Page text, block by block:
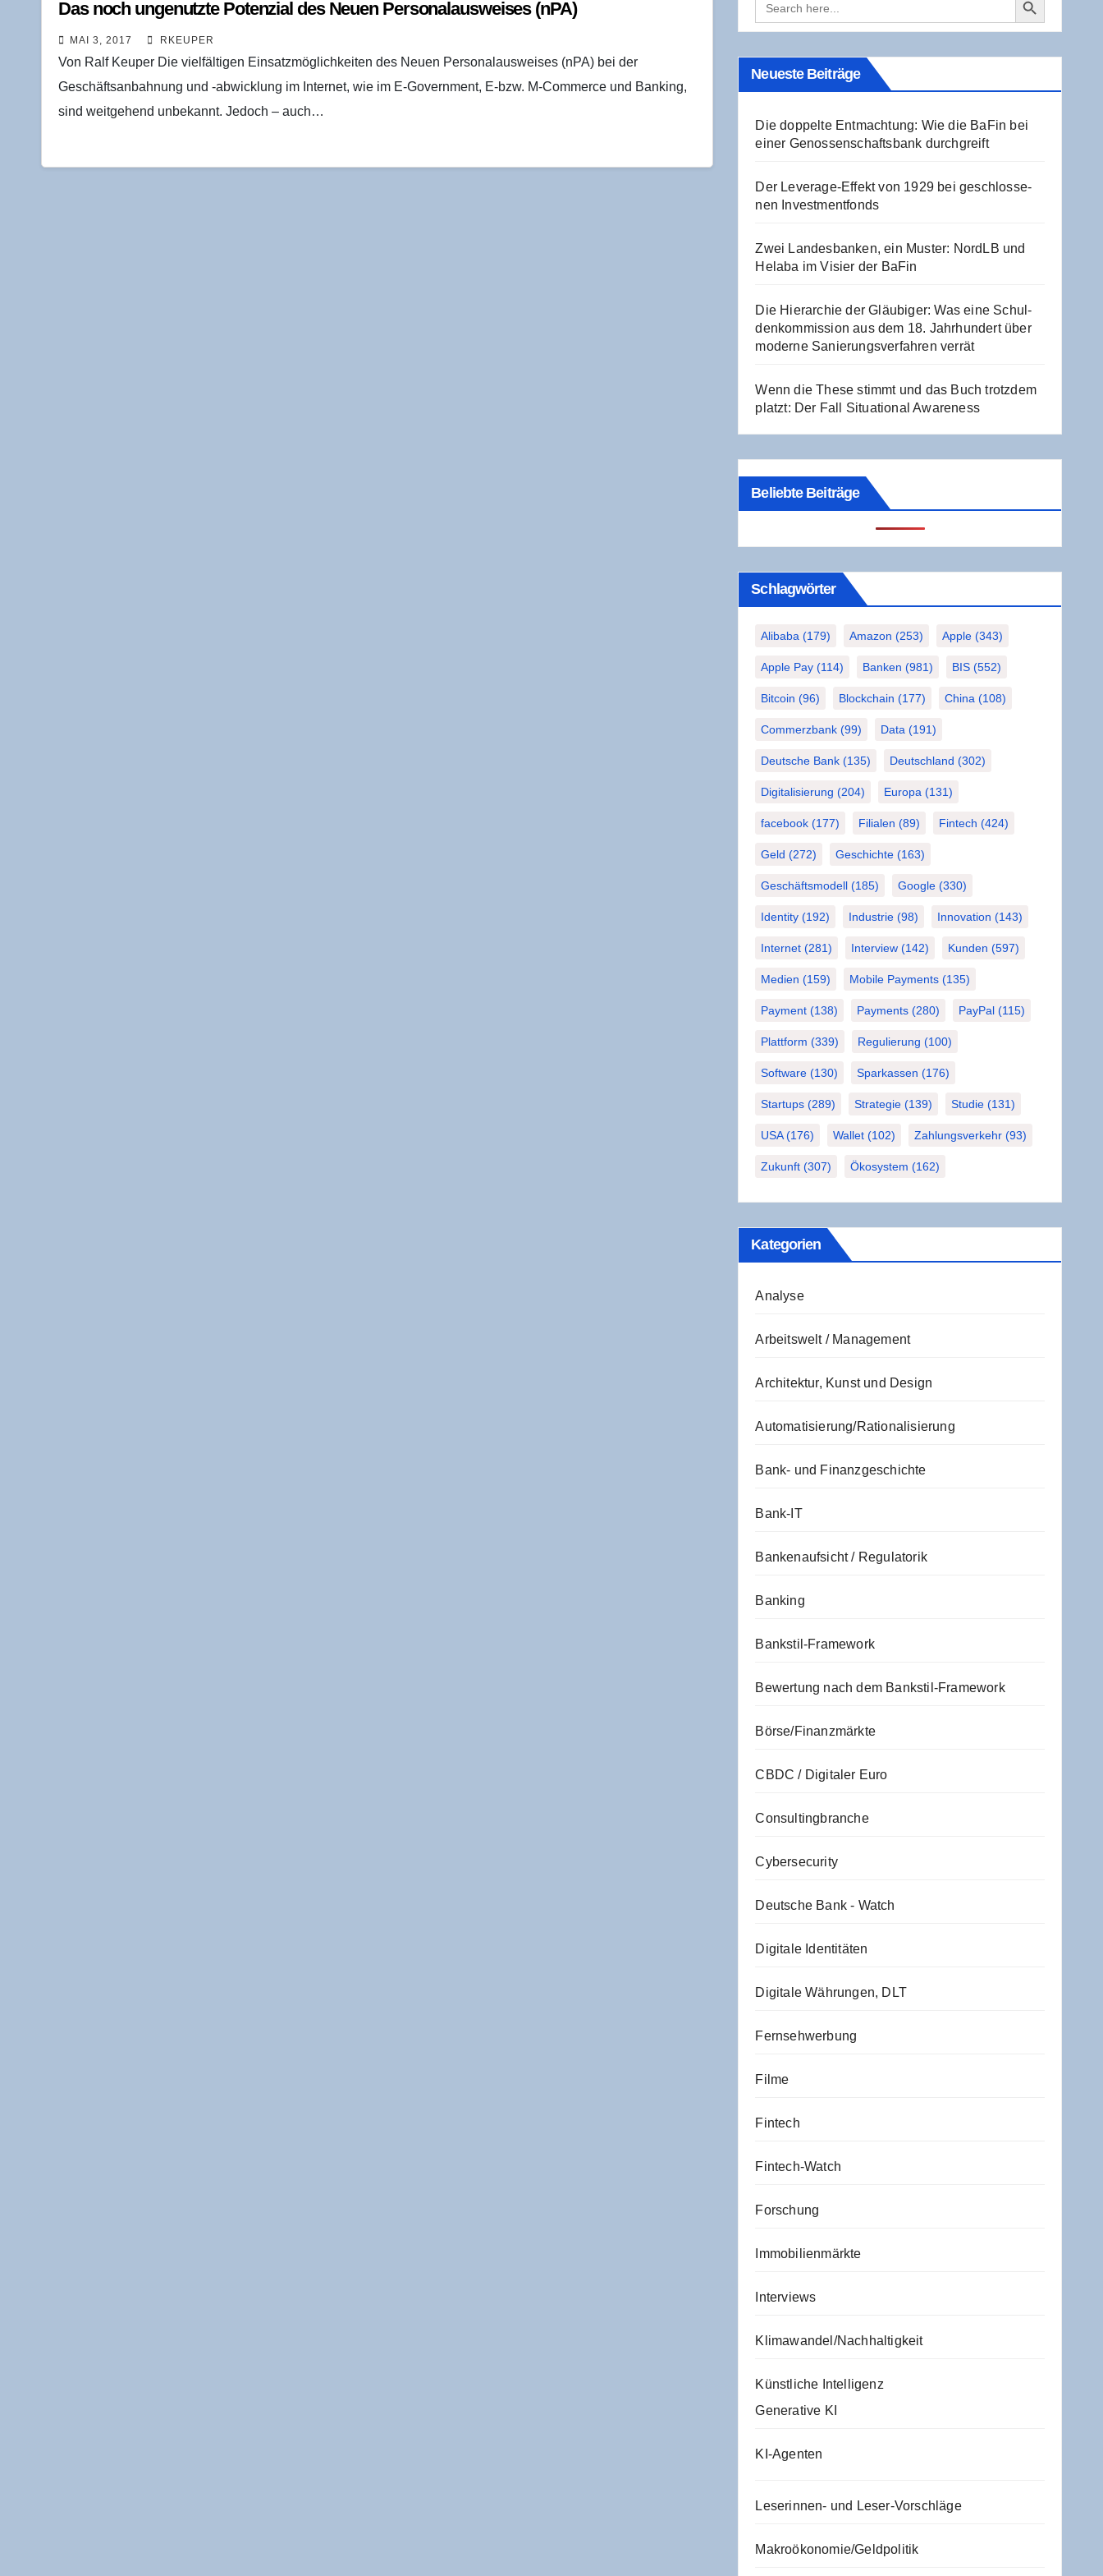
Das noch unge­nutz­te Poten­zi­al des Neu­en Per­so­nal­aus­wei­ses (nPA)
MAI 3, 2017 RKEUPER
Von Ralf Keuper Die vielfältigen Einsatzmöglichkeiten des Neuen Personalausweises (nPA) bei der
Geschäftsanbahnung und -abwicklung im Internet, wie im E-Government, E-bzw. M-Commerce und Banking,
sind weitgehend unbekannt. Jedoch – auch…
for:
Neu­es­te Beiträge
Die dop­pel­te Ent­mach­tung: Wie die BaFin bei
einer Genos­sen­schafts­bank durchgreift
Der Levera­ge-Effekt von 1929 bei geschlos­se­
nen Investmentfonds
Zwei Lan­des­ban­ken, ein Mus­ter: NordLB und
Hela­ba im Visier der BaFin
Die Hier­ar­chie der Gläu­bi­ger: Was eine Schul­
den­kom­mis­si­on aus dem 18. Jahr­hun­dert über
moder­ne Sanie­rungs­ver­fah­ren verrät
Wenn die The­se stimmt und das Buch trotz­dem
platzt: Der Fall Situa­tio­nal Awareness
Beliebte Beiträge
Schlag­wör­ter
Alibaba (179) Amazon (253) Apple (343)
Apple Pay (114) Banken (981) BIS (552)
Bitcoin (96) Blockchain (177) China (108)
Commerzbank (99) Data (191)
Deutsche Bank (135) Deutschland (302)
Digitalisierung (204) Europa (131)
facebook (177) Filialen (89) Fintech (424)
Geld (272) Geschichte (163)
Geschäftsmodell (185) Google (330)
Identity (192) Industrie (98) Innovation (143)
Internet (281) Interview (142) Kunden (597)
Medien (159) Mobile Payments (135)
Payment (138) Payments (280) PayPal (115)
Plattform (339) Regulierung (100)
Software (130) Sparkassen (176)
Startups (289) Strategie (139) Studie (131)
USA(176) Wallet (102) Zahlungsverkehr (93)
Zukunft (307) Ökosystem (162)
Kate­go­rien
Analyse
Arbeitswelt / Management
Architektur, Kunst und Design
Automatisierung/Rationalisierung
Bank- und Finanzgeschichte
Bank-IT
Bankenaufsicht / Regulatorik
Banking
Bankstil-Framework
Bewertung nach dem Bankstil-Framework
Börse/Finanzmärkte
CBDC / Digitaler Euro
Consultingbranche
Cybersecurity
Deutsche Bank - Watch
Digitale Identitäten
Digitale Währungen, DLT
Fernsehwerbung
Filme
Fintech
Fintech-Watch
Forschung
Immobilienmärkte
Interviews
Klimawandel/Nachhaltigkeit
Künstliche Intelligenz
Generative KI
KI-Agenten
Leserinnen- und Leser-Vorschläge
Makroökonomie/Geldpolitik